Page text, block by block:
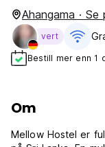
Ahangama ·
vert
Bestill mer enn 1
Om
Mellow Hostel er